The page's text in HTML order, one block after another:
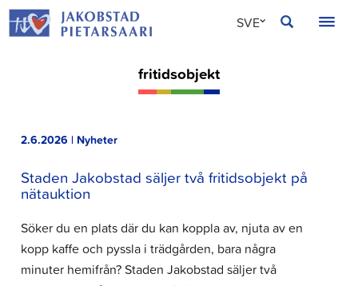
Hoppa
till
SVE
fritidsobjekt
2.6.2026 | Nyheter
Staden Jakobstad säljer två fritidsobjekt på
nätauktion
Söker du en plats där du kan koppla av, njuta av en
kopp kaffe och pyssla i trädgården, bara några
minuter hemifrån? Staden Jakobstad säljer två